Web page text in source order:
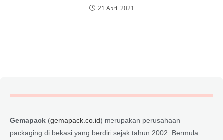
21 April 2021
Gemapack (gemapack.co.id) merupakan perusahaan
packaging di bekasi yang berdiri sejak tahun 2002. Bermula